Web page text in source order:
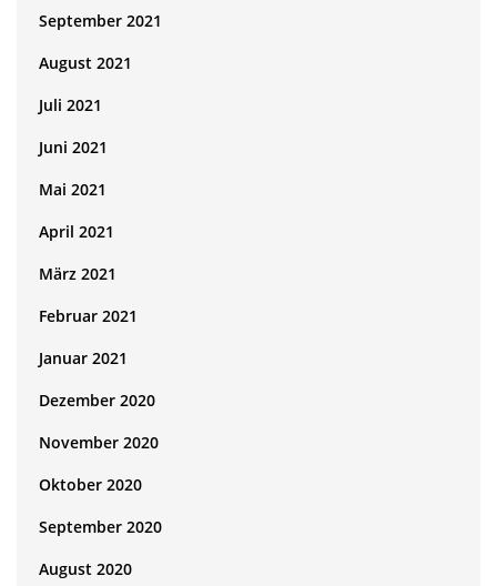
September 2021
August 2021
Juli 2021
Juni 2021
Mai 2021
April 2021
März 2021
Februar 2021
Januar 2021
Dezember 2020
November 2020
Oktober 2020
September 2020
August 2020